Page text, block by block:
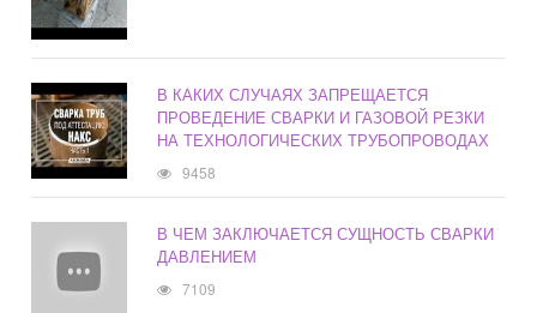
В КАКИХ СЛУЧАЯХ ЗАПРЕЩАЕТСЯ
ПРОВЕДЕНИЕ СВАРКИ И ГАЗОВОЙ РЕЗКИ
НА ТЕХНОЛОГИЧЕСКИХ ТРУБОПРОВОДАХ
9458
В ЧЕМ ЗАКЛЮЧАЕТСЯ СУЩНОСТЬ СВАРКИ
ДАВЛЕНИЕМ
7109